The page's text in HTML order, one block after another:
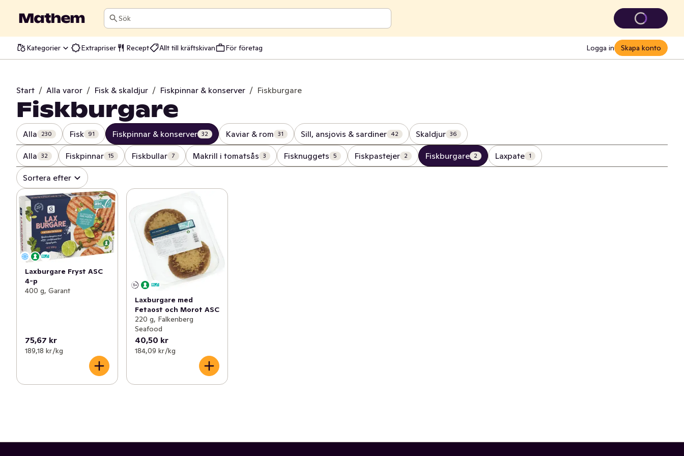
Sök
Kategorier Extrapriser Recept Allt till kräftskivan För företag Logga in Skapa konto
Start / Alla varor / Fisk & skaldjur / Fiskpinnar & konserver / Fiskburgare
Fiskburgare
Alla 230 Fisk 91 Fiskpinnar & konserver 32 Kaviar & rom 31 Sill, ansjovis & sardiner 42 Skaldjur 36
Alla 32 Fiskpinnar 15 Fiskbullar 7 Makrill i tomatsås 3 Fisknuggets 5 Fiskpastejer 2 Fiskburgare 2 Laxpate 1
Sortera efter
Laxburgare Fryst ASC
4-p
400 g, Garant
75,67 kr
189,18 kr /kg
Laxburgare med
Fetaost och Morot ASC
220 g, Falkenberg
Seafood
40,50 kr
184,09 kr /kg